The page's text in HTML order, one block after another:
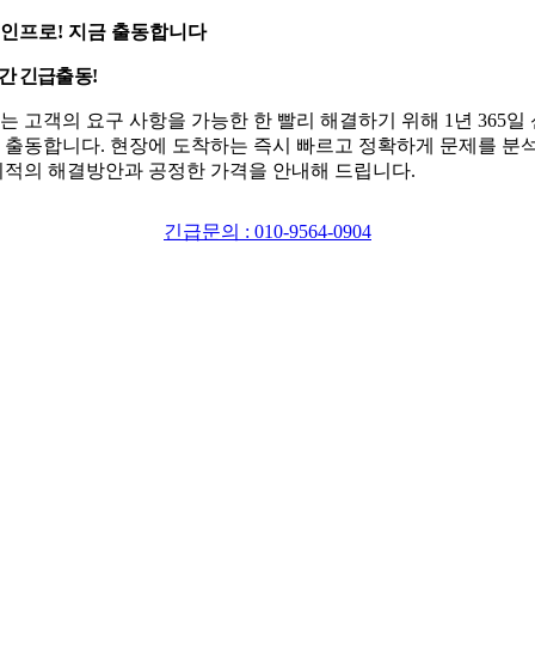
프로! 지금 출동합니다
긴급출동!
고객의 요구 사항을 가능한 한 빨리 해결하기 위해 1년 365일
출동합니다. 현장에 도착하는 즉시 빠르고 정확하게 문제를 분
적의 해결방안과 공정한 가격을 안내해 드립니다.
긴급문의 : 010-9564-0904